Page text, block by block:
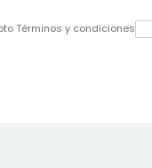
Términos y condiciones